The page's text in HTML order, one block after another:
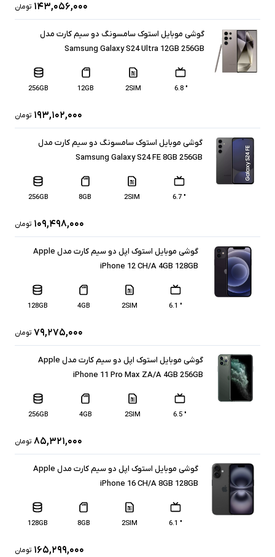
۱۴۳,۰۵۶,۰۰۰ تومان
گوشی موبایل استوک سامسونگ دو سیم کارت مدل
Samsung Galaxy S24 Ultra 12GB 256GB
" 6.8
2SIM
12GB
256GB
۱۹۳,۱۰۲,۰۰۰ تومان
گوشی موبایل استوک سامسونگ دو سیم کارت مدل
Samsung Galaxy S24 FE 8GB 256GB
" 6.7
2SIM
8GB
256GB
۱۰۹,۴۹۸,۰۰۰ تومان
گوشی موبایل استوک اپل دو سیم کارت مدل Apple
iPhone 12 CH/A 4GB 128GB
" 6.1
2SIM
4GB
128GB
۷۹,۲۷۵,۰۰۰ تومان
گوشی موبایل استوک اپل دو سیم کارت مدل Apple
iPhone 11 Pro Max ZA/A 4GB 256GB
" 6.5
2SIM
4GB
256GB
۸۵,۳۲۱,۰۰۰ تومان
گوشی موبایل استوک اپل دو سیم‌ کارت مدل Apple
iPhone 16 CH/A 8GB 128GB
" 6.1
2SIM
8GB
128GB
۱۶۵,۲۹۹,۰۰۰ تومان